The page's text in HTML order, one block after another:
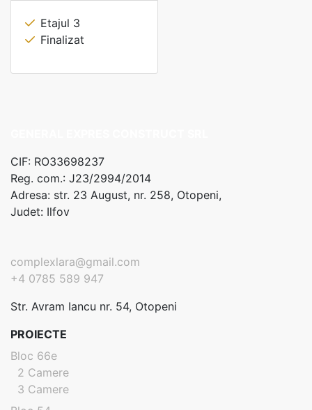
Etajul 3
Finalizat
CIF: RO33698237
Reg. com.: J23/2994/2014
Adresa: str. 23 August, nr. 258, Otopeni,
Judet: Ilfov
complexlara@gmail.com
+4 0785 589 947
Str. Avram Iancu nr. 54, Otopeni
PROIECTE
Bloc 66e
2 Camere
3 Camere